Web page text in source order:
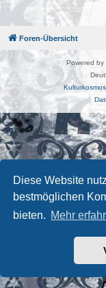
Diese Website
bestmöglichen
bieten. Mehr
Foren-Übersicht
Powered by